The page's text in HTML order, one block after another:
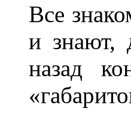
Все
и знают,
назад